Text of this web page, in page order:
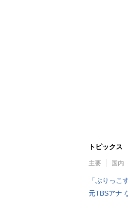
トピックス
主要 国内
「ぶりっこ
元TBSアナ